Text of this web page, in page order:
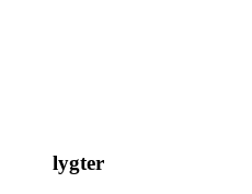
lygter